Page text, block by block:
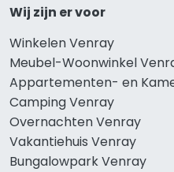
Wij zijn er voor
Winkelen Venray
Meubel-Woonwinkel
Appartementen- en
Camping Venray
Overnachten Venray
Vakantiehuis Venray
Bungalowpark Venray